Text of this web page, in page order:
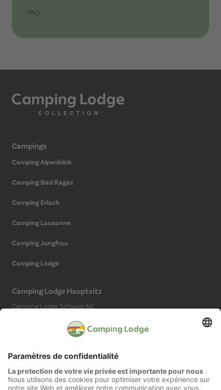
FAQ
Campings
Camping Alpenblick
Camping Bad Ragaz
Camping Erlach
Camping Lausanne
Camping Jungfrau
Camping Lodge
Camping Lodge Hauptsitz
Camping Lodge Schweiz AG
Réseaux sociaux